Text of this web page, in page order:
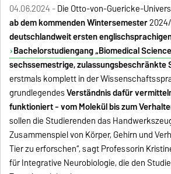
04.06.2024 -Die Otto-von-Guericke-
ab dem kommenden Wintersemester
deutschlandweit ersten
Bachelorstudiengang „Biomedical
sechssemestrige, zulassungsbeschränkte
erstmals komplett in der
grundlegendesVerständnis dafür
funktioniert - vom Molekül bis zum
sollen die Studierenden das
Zusammenspiel von Körper, Gehirn und
Tier zu erforschen“, sagt Professorin
für Integrative Neurobiologie, die den